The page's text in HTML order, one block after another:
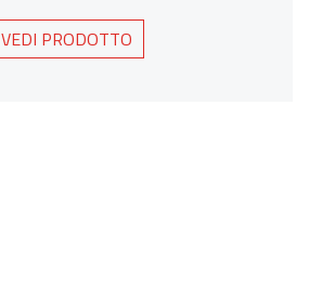
VEDI PRODOTTO